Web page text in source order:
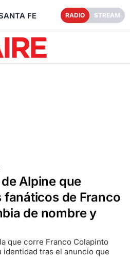
FE RADIO STREAM
Alpine que
fanáticos de Franco
de nombre y
que corre Franco Colapinto
identidad tras el anuncio que